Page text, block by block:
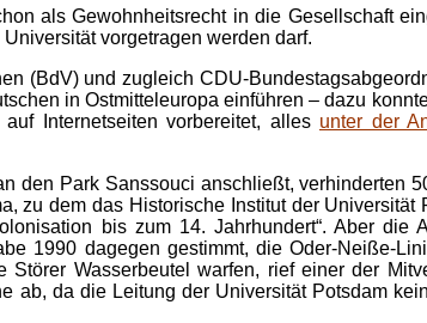
als Gewohnheitsrecht in die Gesellschaft
vorgetragen werden darf.
(BdV) und zugleich CDU-
in Ostmitteleuropa einführen – dazu
Internetseiten vorbereitet, alles unter der
den Park Sanssouci anschließt, verhinderten
zu dem das Historische Institut der Universität
bis zum 14. Jahrhundert“. Aber die
1990 dagegen gestimmt, die Oder-Neiße-
Wasserbeutel warfen, rief einer der
da die Leitung der Universität Potsdam